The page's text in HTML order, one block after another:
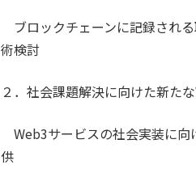
ブロックチェーンに記録され
術検討
２．社会課題解決に向けた新た
Web3サービスの社会実装に
供